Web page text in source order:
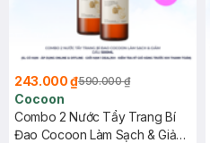
243.000 ₫590.000 ₫
Cocoon
Combo 2 Nước Tẩy Trang Bí
Đao Cocoon Làm Sạch & Giảm